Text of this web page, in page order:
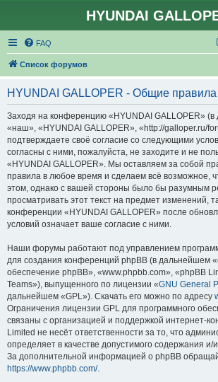
HYUNDAI
FAQ
Список форумов
HYUNDAI GALLOPER - Общие правила
Заходя на конференцию «HYUNDAI GALLOPER»
«наш», «HYUNDAI GALLOPER», «http://galloper.ru/
подтверждаете своё согласие со следующими
согласны с ними, пожалуйста, не заходите и не
«HYUNDAI GALLOPER». Мы оставляем за собой
правила в любое время и сделаем всё возможное,
этом, однако с вашей стороны было бы разумным
просматривать этот текст на предмет изменений,
конференции «HYUNDAI GALLOPER» после
условий означает ваше согласие с ними.
Наши форумы работают под управлением
для создания конференций phpBB (в дальнейшем
обеспечение phpBB», «www.phpbb.com», «phpBB
Teams»), выпущенного по лицензии «GNU General
дальнейшем «GPL»). Скачать его можно по адресу
Ограничения лицензии GPL для программного
связаны с организацией и поддержкой интернет-
Limited не несёт ответственности за то, что
определяет в качестве допустимого содержания и/
За дополнительной информацией о phpBB
https://www.phpbb.com/.